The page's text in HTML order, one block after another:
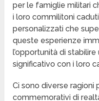
per le famiglie militari
i loro commilitoni
personalizzati che
queste esperienze
l’opportunità di
significativo con i loro
Ci sono diverse ragioni
commemorativi di